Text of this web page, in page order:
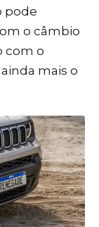
pode
o câmbio
com o
mais o